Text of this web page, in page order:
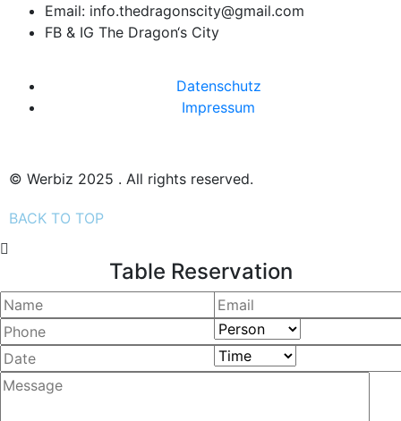
Email: info.thedragonscity@gmail.com
FB & IG The Dragon‘s City
Datenschutz
Impressum
© Werbiz 2025 . All rights reserved.
BACK TO TOP
Table Reservation